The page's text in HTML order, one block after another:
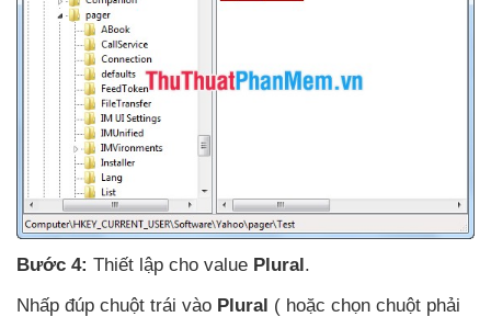
Bước 4: Thiết lập cho value Plural.
Nhấp đúp chuột trái vào Plural ( hoặc chọn chuột phải